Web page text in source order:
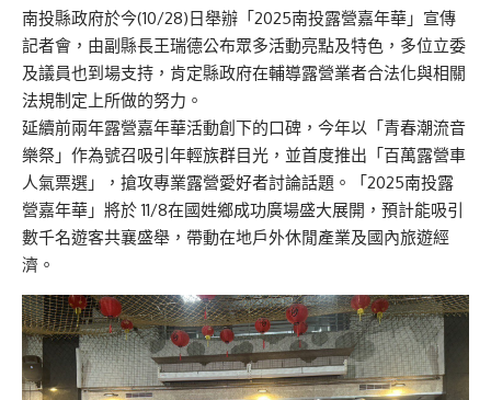
南投縣政府於今(10/28)日舉辦「2025南投露營嘉年華」宣傳
記者會，由副縣長王瑞德公布眾多活動亮點及特色，多位立委
及議員也到場支持，肯定縣政府在輔導露營業者合法化與相關
法規制定上所做的努力。
延續前兩年露營嘉年華活動創下的口碑，今年以「青春潮流音
樂祭」作為號召吸引年輕族群目光，並首度推出「百萬露營車
人氣票選」，搶攻專業露營愛好者討論話題。「2025南投露
營嘉年華」將於 11/8在國姓鄉成功廣場盛大展開，預計能吸引
數千名遊客共襄盛舉，帶動在地戶外休閒產業及國內旅遊經
濟。